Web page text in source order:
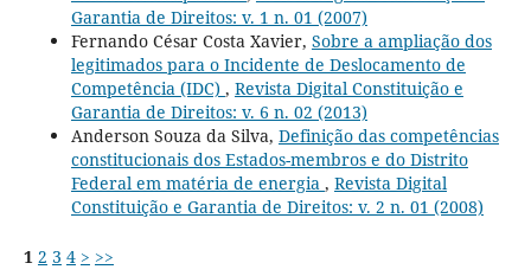
Garantia de Direitos: v. 1 n. 01 (2007)
Fernando César Costa Xavier, Sobre a ampliação dos
legitimados para o Incidente de Deslocamento de
Competência (IDC) , Revista Digital Constituição e
Garantia de Direitos: v. 6 n. 02 (2013)
Anderson Souza da Silva, Definição das competências
constitucionais dos Estados-membros e do Distrito
Federal em matéria de energia , Revista Digital
Constituição e Garantia de Direitos: v. 2 n. 01 (2008)
1 2 3 4 > >>